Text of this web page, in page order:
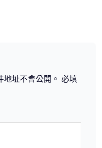
址不會公開。 必填